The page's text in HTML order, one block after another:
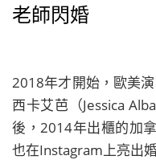
老師閃婚
2018年才開始，歐美
西卡艾芭（Jessica
後，2014年出櫃的加
也在Instagram上亮出